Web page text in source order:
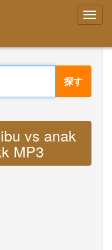
探す
vs anak
MP3